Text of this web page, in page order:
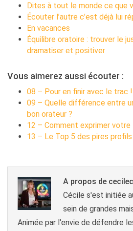
Dites à tout le monde ce que
Écouter l’autre c’est déjà lui
En vacances
Équilibre oratoire : trouver le
dramatiser et positiver
Vous aimerez aussi écouter :
08 – Pour en finir avec le trac !
09 – Quelle différence entre
bon orateur ?
12 – Comment exprimer votre
13 – Le Top 5 des pires profils
A propos de
Cécile s'est initiée
sein de grandes
Animée par l'envie de défendre